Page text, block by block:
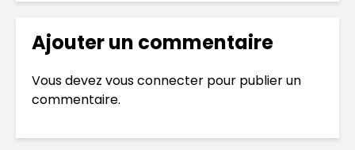
Ajouter un commentaire
Vous devez vous connecter pour publier un
commentaire.